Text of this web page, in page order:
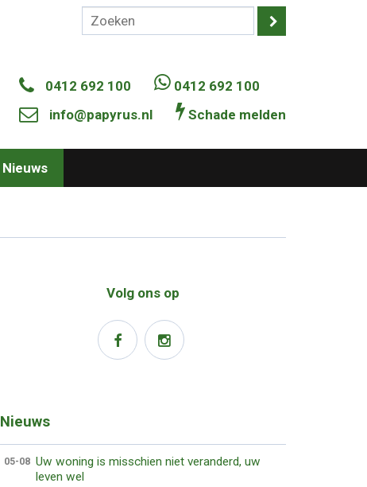
0412 692 100
0412 692 100
info@papyrus.nl
Schade melden
Nieuws
Volg ons op
Nieuws
05-08 Uw woning is misschien niet veranderd, uw
leven wel